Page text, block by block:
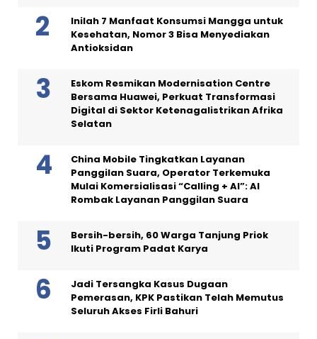
Inilah 7 Manfaat Konsumsi Mangga untuk
Kesehatan, Nomor 3 Bisa Menyediakan
Antioksidan
Eskom Resmikan Modernisation Centre
Bersama Huawei, Perkuat Transformasi
Digital di Sektor Ketenagalistrikan Afrika
Selatan
China Mobile Tingkatkan Layanan
Panggilan Suara, Operator Terkemuka
Mulai Komersialisasi “Calling + AI”: AI
Rombak Layanan Panggilan Suara
Bersih-bersih, 60 Warga Tanjung Priok
Ikuti Program Padat Karya
Jadi Tersangka Kasus Dugaan
Pemerasan, KPK Pastikan Telah Memutus
Seluruh Akses Firli Bahuri